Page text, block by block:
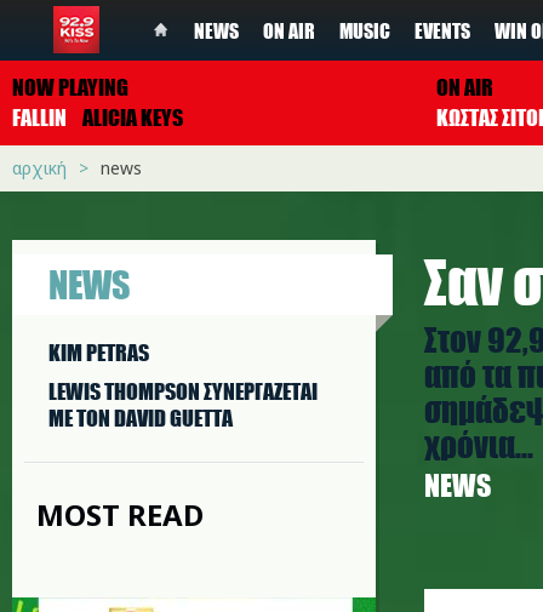
NEWS ON AIR MUSIC EVENTS WIN
NOW PLAYING
FALLIN
ALICIA KEYS
ON AIR
ΚΩΣΤΑΣ
αρχική news
NEWS
KIM PETRAS
LEWIS THOMPSON ΣΥΝΕΡΓAΖΕΤΑΙ
ΜΕ ΤΟΝ DAVID GUETTA
MOST READ
Σαν
Στον
από τα
χρόνια...
NEWS